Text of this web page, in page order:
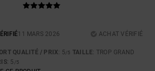
11 MARS 2026
ACHAT VÉRIFIÉ
QUALITÉ / PRIX: 5/5 TAILLE: TROP GRAND
: 5 /5